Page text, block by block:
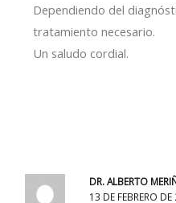
Dependiendo del
tratamiento necesario.
Un saludo cordial.
DR. ALBERTO
13 DE FEBRERO